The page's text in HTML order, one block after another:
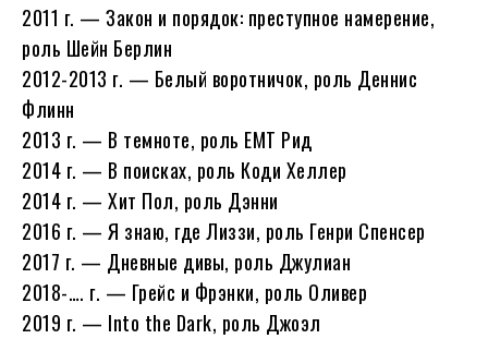
2011 г. — Закон и порядок: преступное намерение,
роль Шейн Берлин
2012-2013 г. — Белый воротничок, роль Деннис
Флинн
2013 г. — В темноте, роль ЕМТ Рид
2014 г. — В поисках, роль Коди Хеллер
2014 г. — Хит Пол, роль Дэнни
2016 г. — Я знаю, где Лиззи, роль Генри Спенсер
2017 г. — Дневные дивы, роль Джулиан
2018-…. г. — Грейс и Фрэнки, роль Оливер
2019 г. — Into the Dark, роль Джоэл